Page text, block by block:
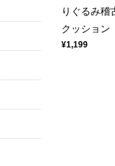
りぐるみ稽
クッション
¥1,199